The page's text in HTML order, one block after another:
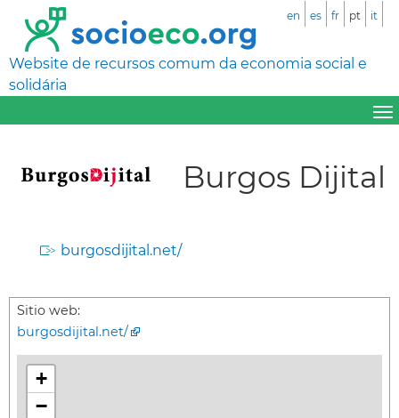
Website de recursos comum da economia social e
solidária
en es fr pt it
Burgos Dijital
burgosdijital.net/
Sitio web:
burgosdijital.net/
+
−